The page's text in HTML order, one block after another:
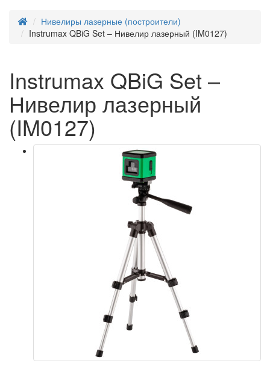
Нивелиры лазерные (построители)
Instrumax QBiG Set – Нивелир лазерный (IM0127)
Instrumax QBiG Set –
Нивелир лазерный
(IM0127)